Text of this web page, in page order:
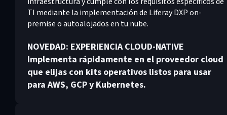
TI mediante la implementación de Liferay DXP on-
premise o autoalojados en tu nube.
NOVEDAD: EXPERIENCIA CLOUD-NATIVE
Implementa rápidamente en el proveedor cloud
que elijas con kits operativos listos para usar
para AWS, GCP y Kubernetes.